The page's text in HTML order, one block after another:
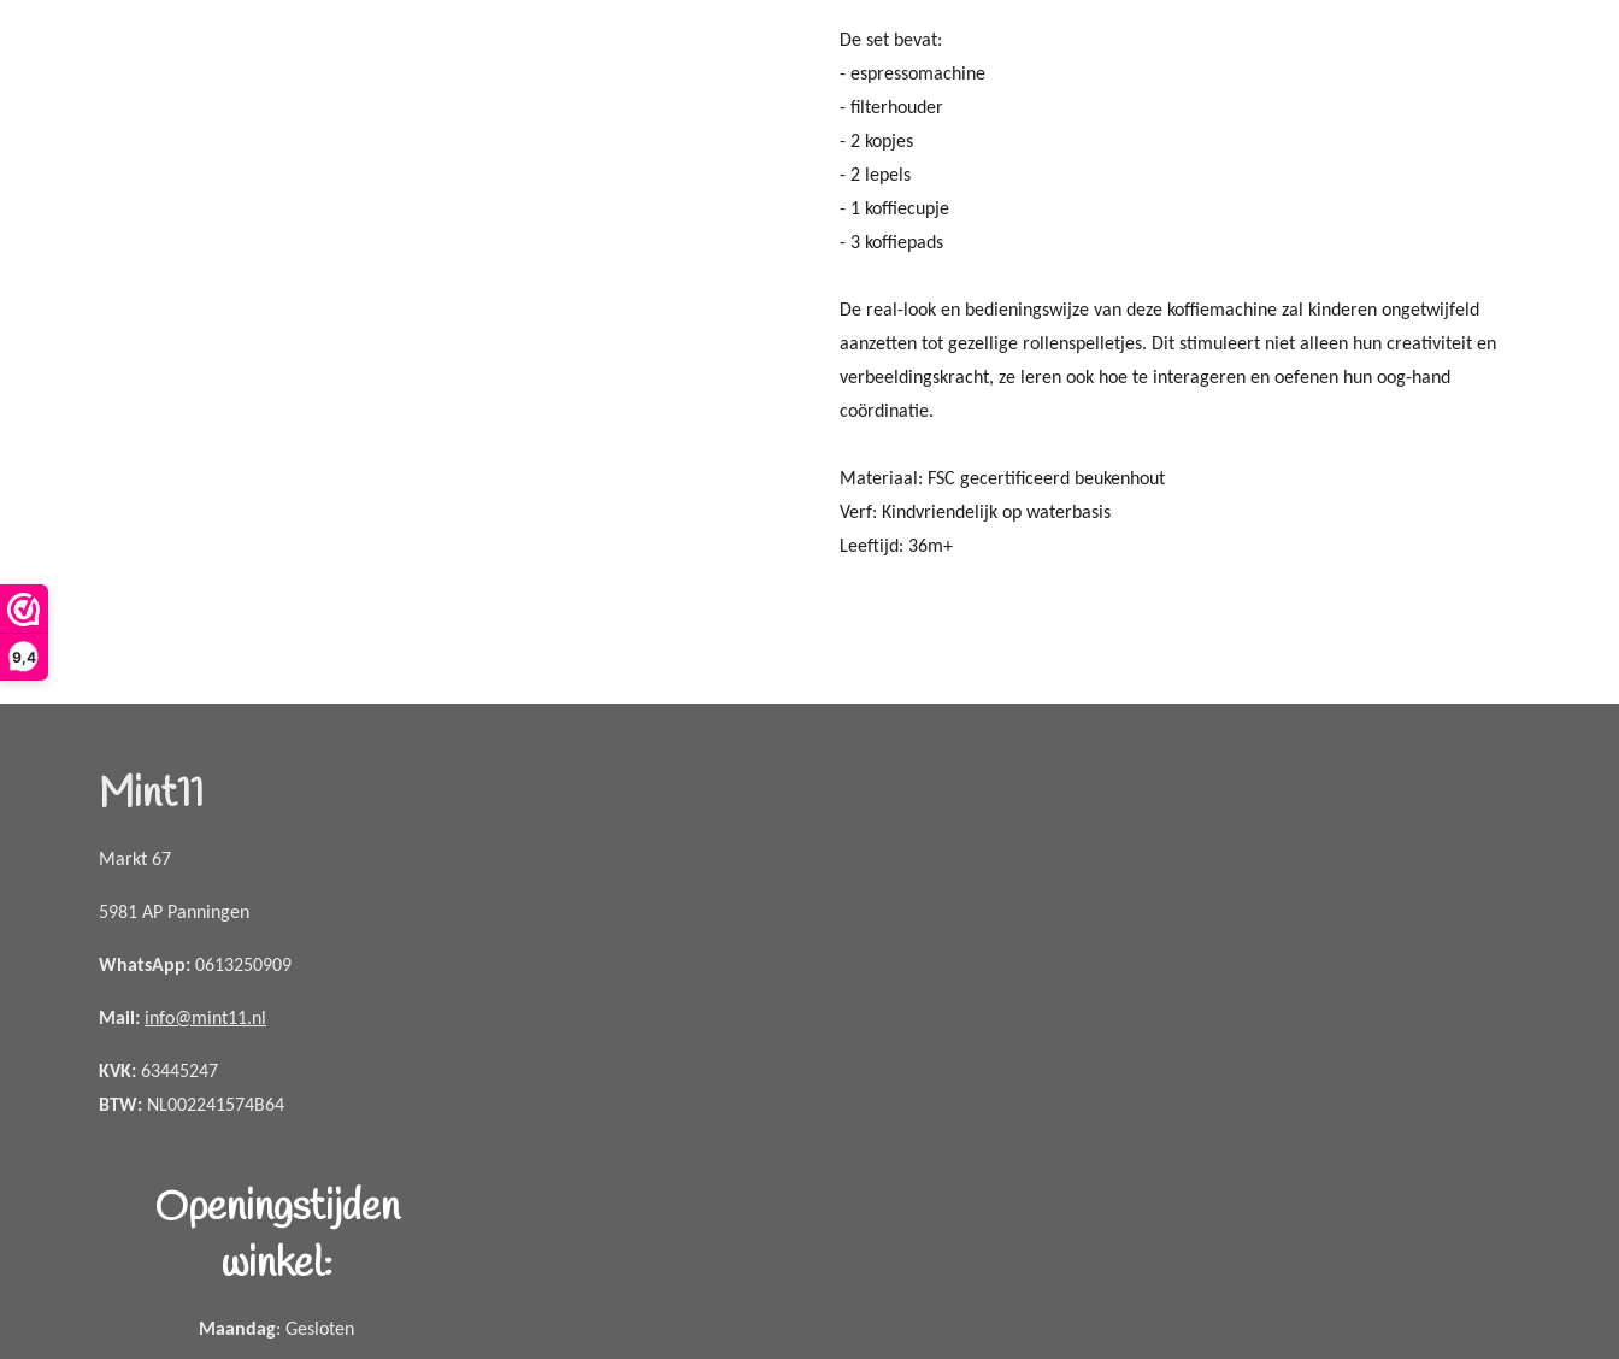
9,4
De set bevat:
- espressomachine
- filterhouder
- 2 kopjes
- 2 lepels
- 1 koffiecupje
- 3 koffiepads
De real-look en bedieningswijze van deze koffiemachine zal kinderen ongetwijfeld
aanzetten tot gezellige rollenspelletjes. Dit stimuleert niet alleen hun creativiteit en
verbeeldingskracht, ze leren ook hoe te interageren en oefenen hun oog-hand
coördinatie.
Materiaal: FSC gecertificeerd beukenhout
Verf: Kindvriendelijk op waterbasis
Leeftijd: 36m+
Mint11
Markt 67
5981 AP Panningen
WhatsApp: 0613250909
Mail: info@mint11.nl
KVK: 63445247
BTW: NL002241574B64
Openingstijden
winkel:
Maandag: Gesloten